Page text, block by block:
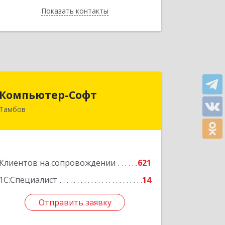
Показать контакты
Назад
Компьютер-Софт
Тамбов
Клиентов на сопровождении
621
1С:Специалист
14
Отправить заявку
Компьютер-Софт
392000, Тамбовская обл, Тамбов г,
Отправить заявку